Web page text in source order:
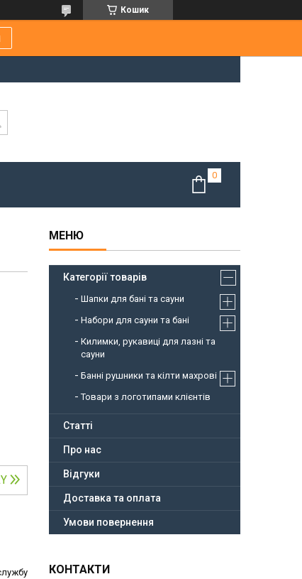
Кошик
Категорії товарів
Шапки для бані та сауни
Набори для сауни та бані
Килимки, рукавиці для лазні та
сауни
Банні рушники та кілти махрові
Товари з логотипами клієнтів
Статті
Про нас
Відгуки
Доставка та оплата
Умови повернення
КОНТАКТИ